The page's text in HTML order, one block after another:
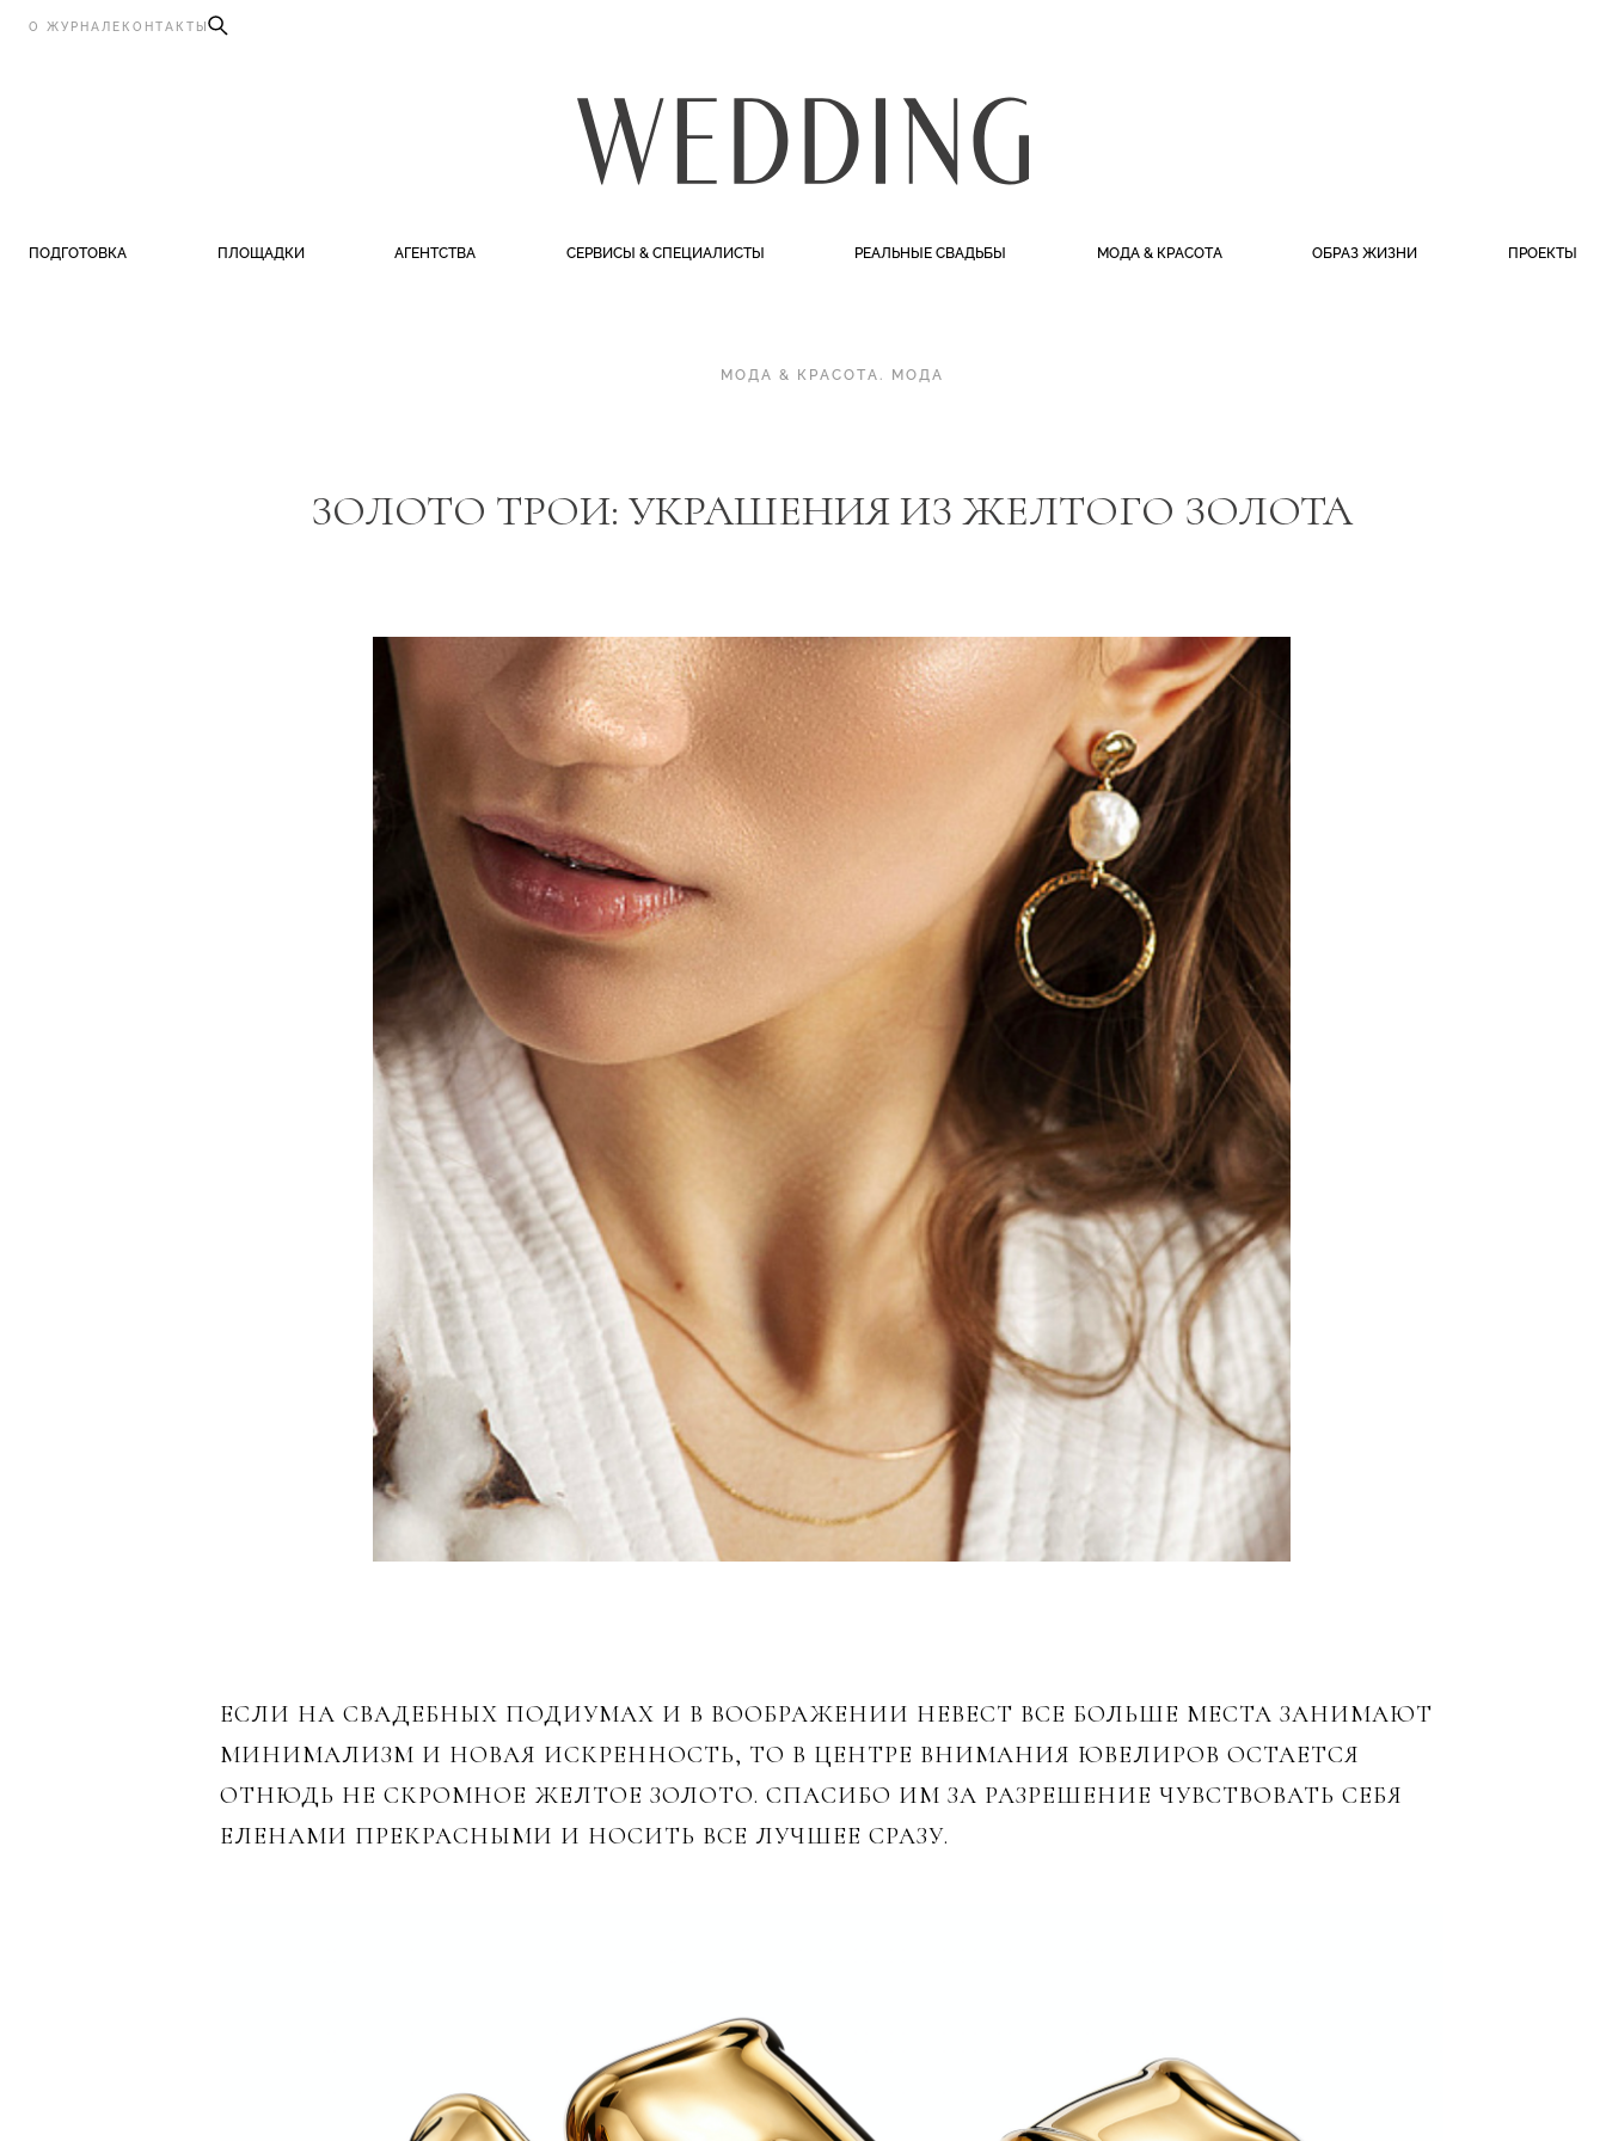
О ЖУРНАЛЕ КОНТАКТЫ
ПОДГОТОВКА ПЛОЩАДКИ АГЕНТСТВА СЕРВИСЫ & СПЕЦИАЛИСТЫ РЕАЛЬНЫЕ СВАДЬБЫ МОДА & КРАСОТА ОБРАЗ ЖИЗНИ ПРОЕКТЫ
МОДА & КРАСОТА. МОДА
ЗОЛОТО ТРОИ: УКРАШЕНИЯ ИЗ ЖЕЛТОГО ЗОЛОТА
ЕСЛИ НА СВАДЕБНЫХ ПОДИУМАХ И В ВООБРАЖЕНИИ НЕВЕСТ ВСЕ БОЛЬШЕ МЕСТА ЗАНИМАЮТ
МИНИМАЛИЗМ И НОВАЯ ИСКРЕННОСТЬ, ТО В ЦЕНТРЕ ВНИМАНИЯ ЮВЕЛИРОВ ОСТАЕТСЯ
ОТНЮДЬ НЕ СКРОМНОЕ ЖЕЛТОЕ ЗОЛОТО. СПАСИБО ИМ ЗА РАЗРЕШЕНИЕ ЧУВСТВОВАТЬ СЕБЯ
ЕЛЕНАМИ ПРЕКРАСНЫМИ И НОСИТЬ ВСЕ ЛУЧШЕЕ СРАЗУ.